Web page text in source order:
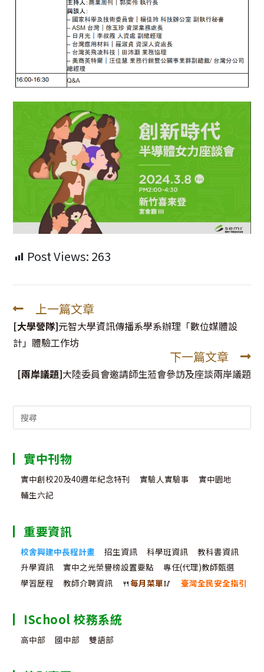
Post Views: 263
Read
more
articles
上一篇文章
[大學營隊]元智大學資訊傳播系學系辦理「數位媒體設
計」體驗工作坊
下一篇文章
[兩岸議題]大陸委員會邀請師生蒞會參訪及座談兩岸議題
Search
for:
實中刊物
實中創校20及40週年紀念特刊 實驗人實驗事
實中園地
輔生六記
重要資訊
校舍興建中長程計畫 招生資訊 科學班資訊
教科書資訊
升學資訊
實中之光榮譽榜設置要點
專任(代理)教師甄選
學習歷程
教師介聘資訊 🍴每月菜單🥢 臺灣全民安全指引
ISchool 校務系統
高中部 國中部 雙語部